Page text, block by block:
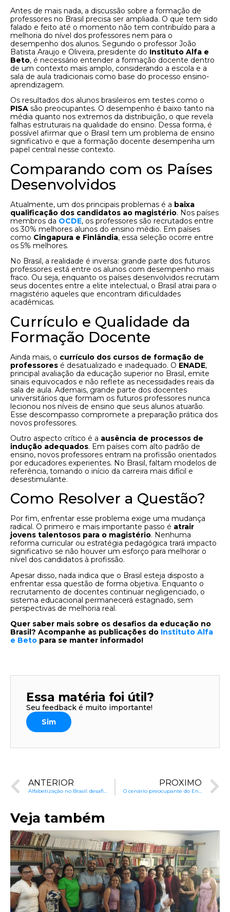
Antes de mais nada, a discussão sobre a formação de
professores no Brasil precisa ser ampliada. O que tem sido
falado e feito até o momento não tem contribuído para a
melhoria do nível dos professores nem para o
desempenho dos alunos. Segundo o professor João
Batista Araujo e Oliveira, presidente do Instituto Alfa e
Beto, é necessário entender a formação docente dentro
de um contexto mais amplo, considerando a escola e a
sala de aula tradicionais como base do processo ensino-
aprendizagem.
Os resultados dos alunos brasileiros em testes como o
PISA são preocupantes. O desempenho é baixo tanto na
média quanto nos extremos da distribuição, o que revela
falhas estruturais na qualidade do ensino. Dessa forma, é
possível afirmar que o Brasil tem um problema de ensino
significativo e que a formação docente desempenha um
papel central nesse contexto.
Comparando com os Países
Desenvolvidos
Atualmente, um dos principais problemas é a baixa
qualificação dos candidatos ao magistério. Nos países
membros da OCDE, os professores são recrutados entre
os 30% melhores alunos do ensino médio. Em países
como Cingapura e Finlândia, essa seleção ocorre entre
os 5% melhores.
No Brasil, a realidade é inversa: grande parte dos futuros
professores está entre os alunos com desempenho mais
fraco. Ou seja, enquanto os países desenvolvidos recrutam
seus docentes entre a elite intelectual, o Brasil atrai para o
magistério aqueles que encontram dificuldades
acadêmicas.
Currículo e Qualidade da
Formação Docente
Ainda mais, o currículo dos cursos de formação de
professores é desatualizado e inadequado. O ENADE,
principal avaliação da educação superior no Brasil, emite
sinais equivocados e não reflete as necessidades reais da
sala de aula. Ademais, grande parte dos docentes
universitários que formam os futuros professores nunca
lecionou nos níveis de ensino que seus alunos atuarão.
Esse descompasso compromete a preparação prática dos
novos professores.
Outro aspecto crítico é a ausência de processos de
indução adequados. Em países com alto padrão de
ensino, novos professores entram na profissão orientados
por educadores experientes. No Brasil, faltam modelos de
referência, tornando o início da carreira mais difícil e
desestimulante.
Como Resolver a Questão?
Por fim, enfrentar esse problema exige uma mudança
radical. O primeiro e mais importante passo é atrair
jovens talentosos para o magistério. Nenhuma
reforma curricular ou estratégia pedagógica trará impacto
significativo se não houver um esforço para melhorar o
nível dos candidatos à profissão.
Apesar disso, nada indica que o Brasil esteja disposto a
enfrentar essa questão de forma objetiva. Enquanto o
recrutamento de docentes continuar negligenciado, o
sistema educacional permanecerá estagnado, sem
perspectivas de melhoria real.
Quer saber mais sobre os desafios da educação no
Brasil? Acompanhe as publicações do Instituto Alfa
e Beto para se manter informado!
Essa matéria foi útil?
Seu feedback é muito importante!
Sim
ANTERIOR PRÓXIMO
Veja também